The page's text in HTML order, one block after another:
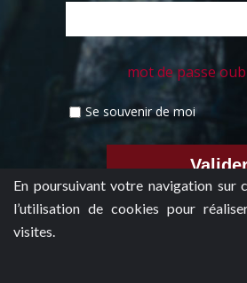
En poursuivant votre navigation sur
l’utilisation de cookies pour
visites.
mot de passe
Se souvenir de moi